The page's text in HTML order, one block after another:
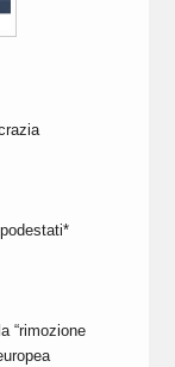
“rimozione